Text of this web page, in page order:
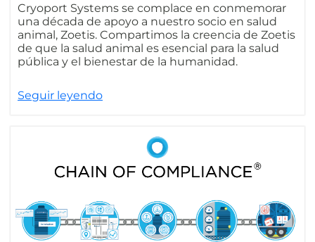
Cryoport Systems se complace en conmemorar
una década de apoyo a nuestro socio en salud
animal, Zoetis. Compartimos la creencia de Zoetis
de que la salud animal es esencial para la salud
pública y el bienestar de la humanidad.
Seguir leyendo